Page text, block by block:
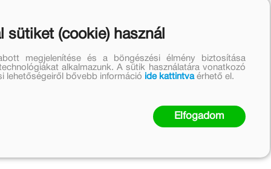
sütiket (cookie) használ
megjelenítése és a böngészési élmény biztosítása
alkalmazunk. A sütik használatára vonatkozó
lehetőségeiről bővebb információ ide kattintvaérhető el.
Elfogadom